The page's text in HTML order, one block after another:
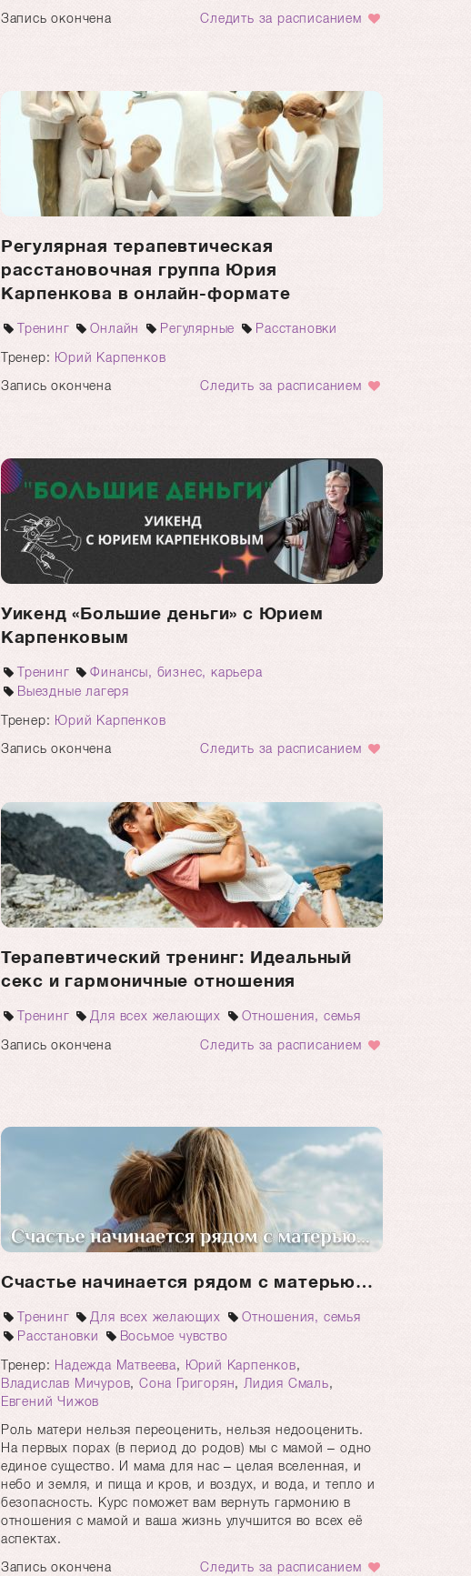
Запись окончена
Следить за расписанием
Регулярная терапевтическая
расстановочная группа Юрия
Карпенкова в онлайн-формате
Тренинг Онлайн Регулярные
Расстановки
Тренер: Юрий Карпенков
Запись окончена
Следить за расписанием
Уикенд «Большие деньги» с Юрием
Карпенковым
Тренинг
Финансы, бизнес, карьера
Выездные лагеря
Тренер: Юрий Карпенков
Запись окончена
Следить за расписанием
Терапевтический тренинг: Идеальный
секс и гармоничные отношения
Тренинг Для всех желающих
Отношения, семья
Запись окончена
Следить за расписанием
Счастье начинается рядом с матерью…
Тренинг Для всех желающих
Отношения, семья
Расстановки
Восьмое чувство
Тренер: Надежда Матвеева, Юрий Карпенков,
Владислав Мичуров,Сона Григорян, Лидия Смаль,
Евгений Чижов
Роль матери нельзя переоценить, нельзя недооценить.
На первых порах (в период до родов) мы с мамой – одно
единое существо. И мама для нас – целая вселенная, и
небо и земля, и пища и кров, и воздух, и вода, и тепло и
безопасность. Курс поможет вам вернуть гармонию в
отношения с мамой и ваша жизнь улучшится во всех её
аспектах.
Запись окончена
Следить за расписанием